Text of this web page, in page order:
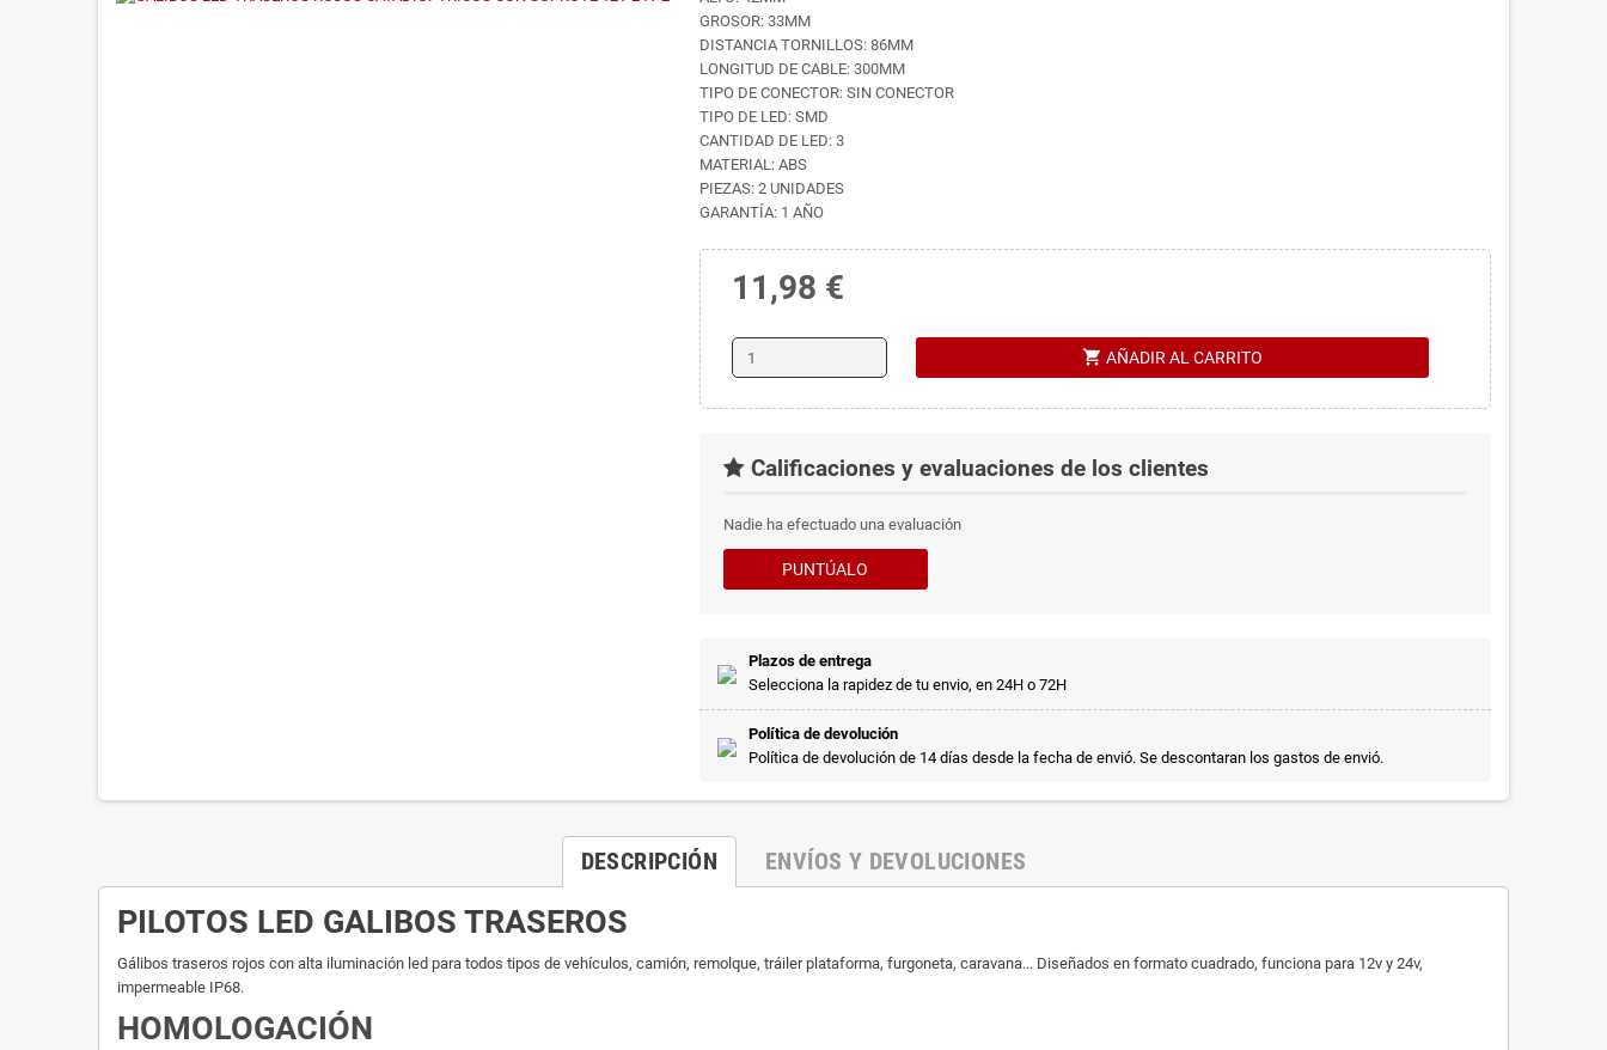
GROSOR: 33MM
DISTANCIA TORNILLOS: 86MM
LONGITUD DE CABLE: 300MM
TIPO DE CONECTOR: SIN CONECTOR
TIPO DE LED: SMD
CANTIDAD DE LED: 3
MATERIAL: ABS
PIEZAS: 2 UNIDADES
GARANTÍA: 1 AÑO
11,98 €
shopping_cart AÑADIR AL CARRITO
Calificaciones y evaluaciones de los clientes
Nadie ha efectuado una evaluación
PUNTÚALO
Plazos de entrega
Selecciona la rapidez de tu envio, en 24H o 72H
Política de devolución
Política de devolución de 14 días desde la fecha de envió. Se descontaran los gastos de envió.
DESCRIPCIÓN ENVÍOS Y DEVOLUCIONES
PILOTOS LED GALIBOS TRASEROS
Gálibos traseros rojos con alta iluminación led para todos tipos de vehículos, camión, remolque, tráiler plataforma, furgoneta, caravana... Diseñados en formato cuadrado, funciona para 12v y 24v,
impermeable IP68.
HOMOLOGACIÓN